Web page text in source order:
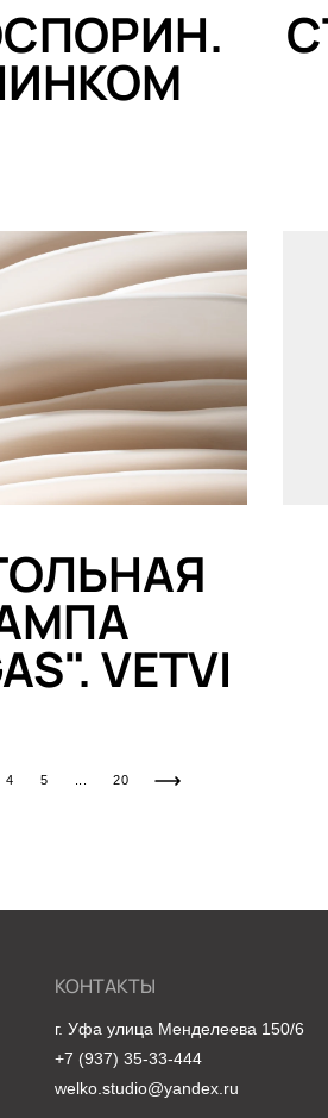
VETVI
4 5 20
КОНТАКТЫ
г. Уфа улица Менделеева 150/6
+7 (937) 35-33-444
welko.studio@yandex.ru